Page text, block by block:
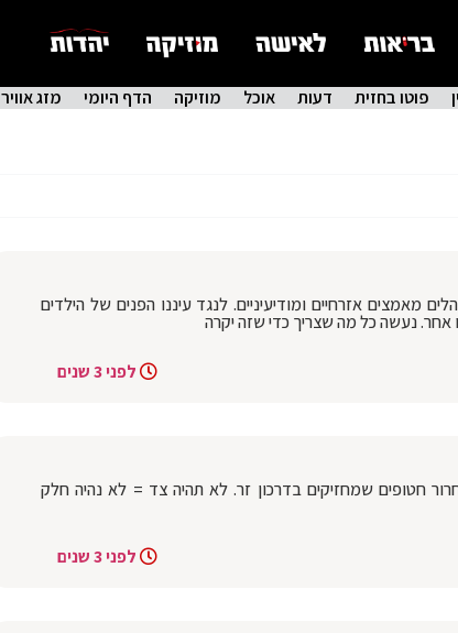
פוטו בחזית דעות אוכל מוזיקה הדף היומי מזג אוויר
מאמצים אזרחיים ומודיעיניים. לנגד עיננו הפנים של הילדים
אחר. נעשה כל מה שצריך כדי שזה יקרה
לפני 3 שנים
חטופים שמחזיקים בדרכון זר. לא תהיה צד = לא נהיה חלק
לפני 3 שנים